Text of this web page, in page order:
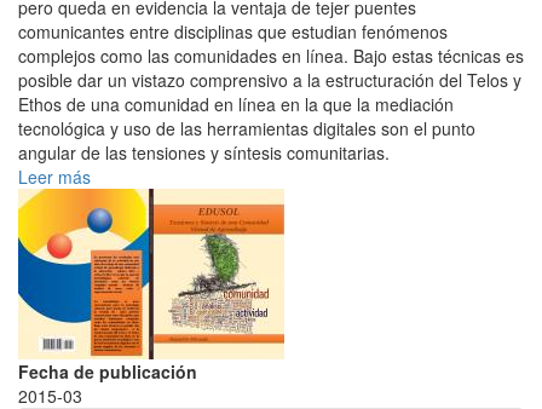
pero queda en evidencia la ventaja de tejer puentes
comunicantes entre disciplinas que estudian fenómenos
complejos como las comunidades en línea. Bajo estas técnicas es
posible dar un vistazo comprensivo a la estructuración del Telos y
Ethos de una comunidad en línea en la que la mediación
tecnológica y uso de las herramientas digitales son el punto
angular de las tensiones y síntesis comunitarias.
Leer más
Fecha de publicación
2015-03